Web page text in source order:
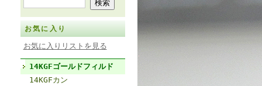
お気に入り
お気に入りリストを見る
14KGFゴールドフィルド
14KGFカン